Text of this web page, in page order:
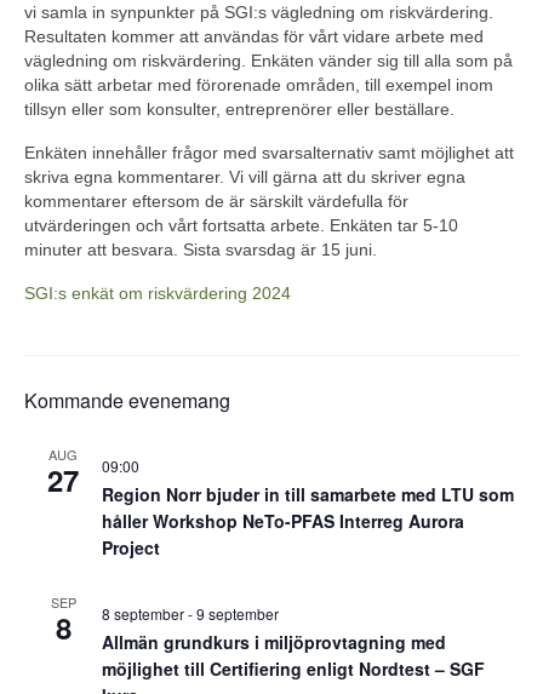
vi samla in synpunkter på SGI:s vägledning om riskvärdering.
Resultaten kommer att användas för vårt vidare arbete med
vägledning om riskvärdering. Enkäten vänder sig till alla som på
olika sätt arbetar med förorenade områden, till exempel inom
tillsyn eller som konsulter, entreprenörer eller beställare.
Enkäten innehåller frågor med svarsalternativ samt möjlighet att
skriva egna kommentarer. Vi vill gärna att du skriver egna
kommentarer eftersom de är särskilt värdefulla för
utvärderingen och vårt fortsatta arbete. Enkäten tar 5-10
minuter att besvara. Sista svarsdag är 15 juni.
SGI:s enkät om riskvärdering 2024
Kommande evenemang
AUG
27 09:00
Region Norr bjuder in till samarbete med LTU som
håller Workshop NeTo-PFAS Interreg Aurora
Project
SEP
8 8 september-9 september
Allmän grundkurs i miljöprovtagning med
möjlighet till Certifiering enligt Nordtest – SGF